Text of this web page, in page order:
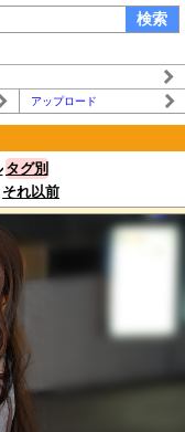
アップロード
タグ別
それ以前